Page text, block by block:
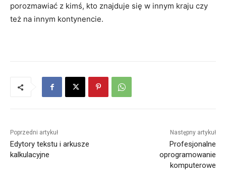
porozmawiać z kimś, kto znajduje się w innym kraju czy
też na innym kontynencie.
Poprzedni artykuł
Edytory tekstu i arkusze
kalkulacyjne
Następny artykuł
Profesjonalne
oprogramowanie
komputerowe